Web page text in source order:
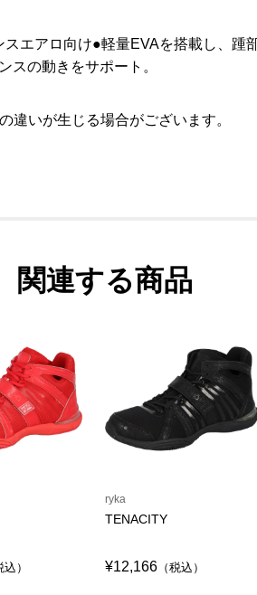
エアロ向け●軽量EVAを搭載し、踵
スの動きをサポート。
いが生じる場合がございます。
関連する商品
込）
ryka
TENACITY
¥12,166 （税込）